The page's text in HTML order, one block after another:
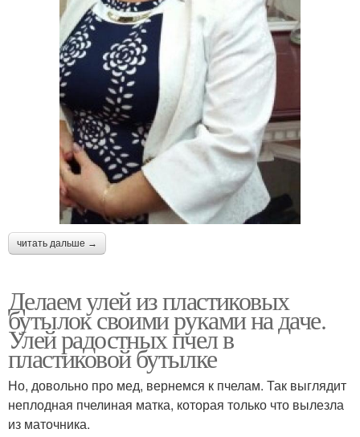
читать дальше →
Делаем улей из пластиковых
бутылок своими руками на даче.
Улей радостных пчел в
пластиковой бутылке
Но, довольно про мед, вернемся к пчелам. Так выглядит
неплодная пчелиная матка, которая только что вылезла
из маточника.